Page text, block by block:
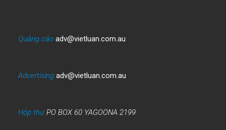
Quảng cáo adv@vietluan.com.au
Advertising adv@vietluan.com.au
Hộp thưPO BOX 60 YAGOONA 2199